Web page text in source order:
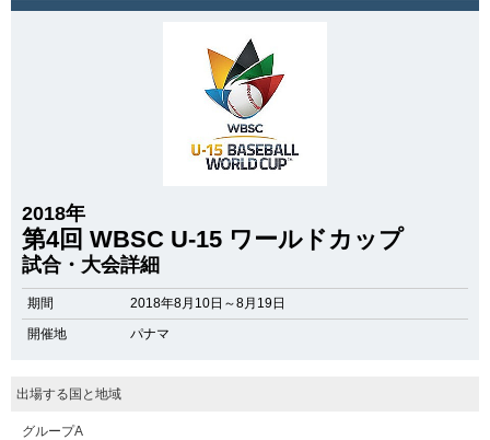
2018年
第4回 WBSC U-15 ワールドカップ
試合・大会詳細
期間
2018年8月10日～8月19日
開催地
パナマ
出場する国と地域
グループA